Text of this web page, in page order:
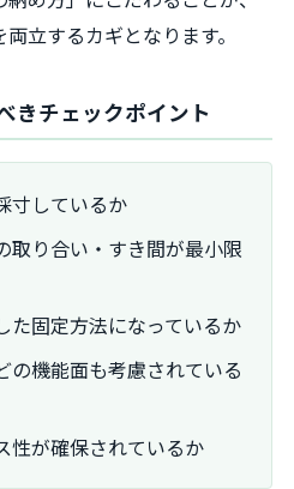
立するカギとなります。
きチェックポイント
寸しているか
取り合い・すき間が最小限
た固定方法になっているか
の機能面も考慮されている
性が確保されているか